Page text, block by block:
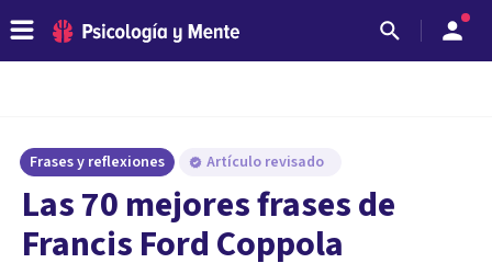
Frases y reflexiones Artículo revisado
Las 70 mejores frases de
Francis Ford Coppola